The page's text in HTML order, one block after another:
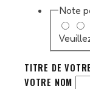
Note
TITRE DE
VOTRE NOM